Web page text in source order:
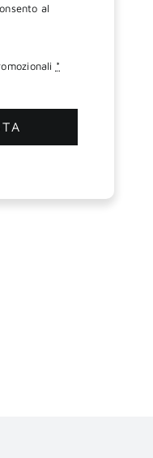
al
*